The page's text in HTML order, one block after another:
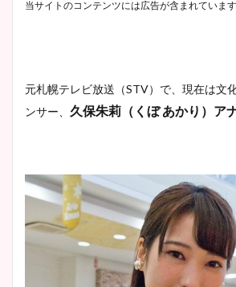
当サイトのコンテンツには広告が含まれています
元札幌テレビ放送（STV）で、現在は文
ンサー、 久保朱莉（くぼ あかり）アナ